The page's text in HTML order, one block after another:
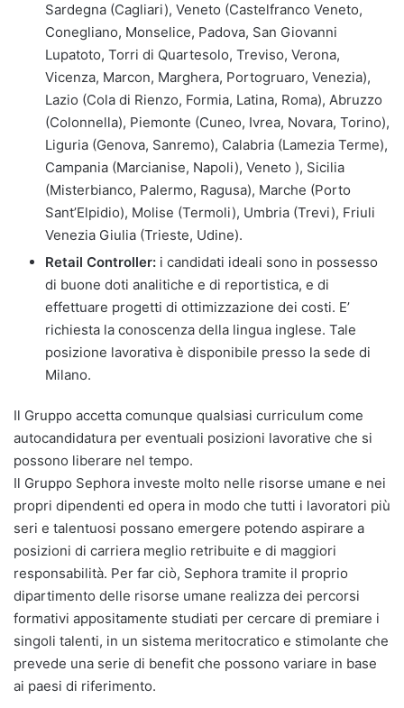
Sardegna (Cagliari), Veneto (Castelfranco Veneto,
Conegliano, Monselice, Padova, San Giovanni
Lupatoto, Torri di Quartesolo, Treviso, Verona,
Vicenza, Marcon, Marghera, Portogruaro, Venezia),
Lazio (Cola di Rienzo, Formia, Latina, Roma), Abruzzo
(Colonnella), Piemonte (Cuneo, Ivrea, Novara, Torino),
Liguria (Genova, Sanremo), Calabria (Lamezia Terme),
Campania (Marcianise, Napoli), Veneto ), Sicilia
(Misterbianco, Palermo, Ragusa), Marche (Porto
Sant’Elpidio), Molise (Termoli), Umbria (Trevi), Friuli
Venezia Giulia (Trieste, Udine).
Retail Controller: i candidati ideali sono in possesso
di buone doti analitiche e di reportistica, e di
effettuare progetti di ottimizzazione dei costi. E’
richiesta la conoscenza della lingua inglese. Tale
posizione lavorativa è disponibile presso la sede di
Milano.
Il Gruppo accetta comunque qualsiasi curriculum come
autocandidatura per eventuali posizioni lavorative che si
possono liberare nel tempo.
Il Gruppo Sephora investe molto nelle risorse umane e nei
propri dipendenti ed opera in modo che tutti i lavoratori più
seri e talentuosi possano emergere potendo aspirare a
posizioni di carriera meglio retribuite e di maggiori
responsabilità. Per far ciò, Sephora tramite il proprio
dipartimento delle risorse umane realizza dei percorsi
formativi appositamente studiati per cercare di premiare i
singoli talenti, in un sistema meritocratico e stimolante che
prevede una serie di benefit che possono variare in base
ai paesi di riferimento.